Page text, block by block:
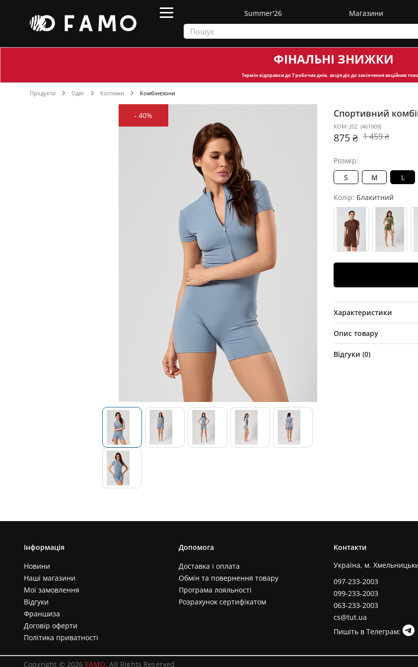
Summer'26 Магазини
ФІНАЛЬНІ ЗНИЖКИ
Термін відправкидо 7 робочих днів, акція діє до закінчення акційних
Продукти Одяг Костюми Комбінезони
-40% Спортивний
KOM-202 (461909)
875 ₴ 1 459 ₴
Розмір:
S
M L
Колір: Блакитний
Характеристики
Опис товару
Відгуки (0)
Інформація
Новини
Наші магазини
Мої замовлення
Відгуки
Франшиза
Договір оферти
Політика приватності
Допомога
Доставка і оплата
Обмін та повернення товару
Програма лояльності
Розрахунок сертифікатом
Контакти
Україна, м.
097-233-2003
099-233-2003
063-233-2003
cs@tut.ua
Пишіть в Телеграм:
Copyright © 2026 FAMO. All Rights Reserved